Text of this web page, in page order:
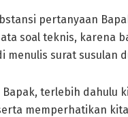
pertanyaan
soal teknis, karena
menulis surat
terlebih dahulu
memperhatikan